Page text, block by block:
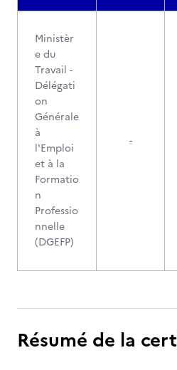
Ministèr
e du
Travail -
Délégati
on
Générale
à
l'Emploi
et à la
Formatio
n
Professio
nnelle
(DGEFP)
-
Résumé de la